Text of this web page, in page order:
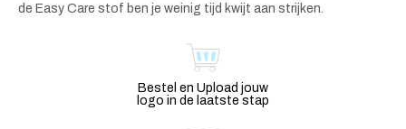
de Easy Care stof ben je weinig tijd kwijt aan strijken.
Bestel en Upload jouw
logo in de laatste stap